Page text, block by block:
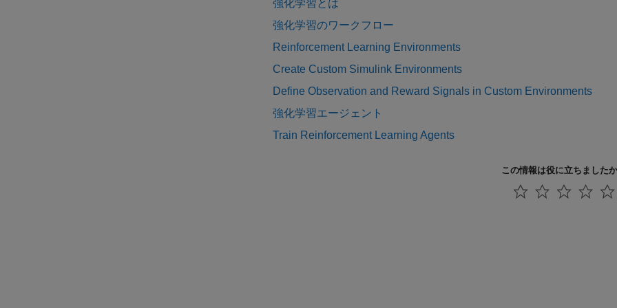
強化学習とは
強化学習のワークフロー
Reinforcement Learning Environments
Create Custom Simulink Environments
Define Observation and Reward Signals in Custom Environments
強化学習エージェント
Train Reinforcement Learning Agents
この情報は役に立ちました